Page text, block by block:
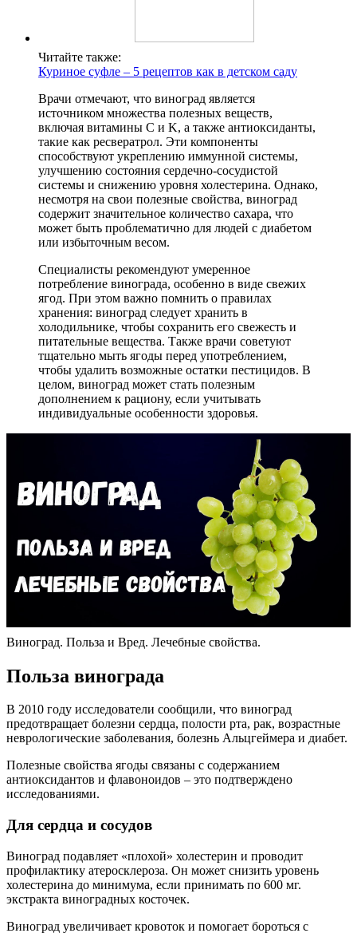
Читайте также:
Куриное суфле – 5 рецептов как в детском саду
Врачи отмечают, что виноград является
источником множества полезных веществ,
включая витамины C и K, а также антиоксиданты,
такие как ресвератрол. Эти компоненты
способствуют укреплению иммунной системы,
улучшению состояния сердечно-сосудистой
системы и снижению уровня холестерина. Однако,
несмотря на свои полезные свойства, виноград
содержит значительное количество сахара, что
может быть проблематично для людей с диабетом
или избыточным весом.
Специалисты рекомендуют умеренное
потребление винограда, особенно в виде свежих
ягод. При этом важно помнить о правилах
хранения: виноград следует хранить в
холодильнике, чтобы сохранить его свежесть и
питательные вещества. Также врачи советуют
тщательно мыть ягоды перед употреблением,
чтобы удалить возможные остатки пестицидов. В
целом, виноград может стать полезным
дополнением к рациону, если учитывать
индивидуальные особенности здоровья.
Виноград. Польза и Вред. Лечебные свойства.
Польза винограда
В 2010 году исследователи сообщили, что виноград
предотвращает болезни сердца, полости рта, рак, возрастные
неврологические заболевания, болезнь Альцгеймера и диабет.
Полезные свойства ягоды связаны с содержанием
антиоксидантов и флавоноидов – это подтверждено
исследованиями.
Для сердца и сосудов
Виноград подавляет «плохой» холестерин и проводит
профилактику атеросклероза. Он может снизить уровень
холестерина до минимума, если принимать по 600 мг.
экстракта виноградных косточек.
Виноград увеличивает кровоток и помогает бороться с